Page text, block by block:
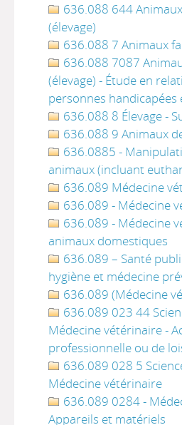
636.088 644
(élevage)
636.088 7 Animaux
636.088 7087
(élevage) - Étude en
personnes handicapées
636.088 8 Élevage -
636.088 9 Animaux
636.0885 -
animaux (incluant
636.089 Médecine
636.089 - Médecine
636.089 - Médecine
animaux domestiques
636.089 – Santé
hygiène et médecine
636.089 (Médecine
636.089 023 44
Médecine vétérinaire -
professionnelle ou de
636.089 028 5
Médecine vétérinaire
636.089 0284 -
Appareils et matériels